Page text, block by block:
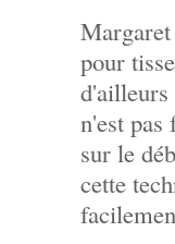
Margaret
pour
d'ailleurs
n'est pas
sur le
cette